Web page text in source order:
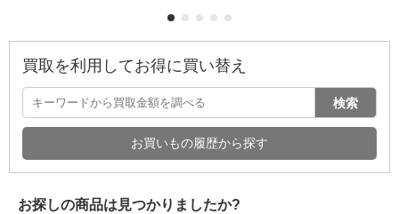
買取を利用してお得に買い替え
検索
お買いもの履歴から探す
お探しの商品は見つかりましたか?